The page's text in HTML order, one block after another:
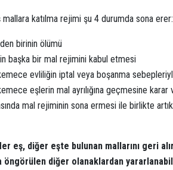
mallara katılma rejimi şu 4 durumda sona erer:
birinin ölümü
başka bir mal rejimini kabul etmesi
evliliğin iptal veya boşanma
eşlerin mal ayrılığına geçmesine karar
mal rejiminin sona ermesi ile birlikte
eş, diğer eşte bulunan mallarını geri
öngörülen diğer olanaklardan